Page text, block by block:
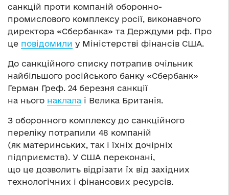
санкцій проти компаній оборонно-
промислового комплексу росії, виконавчого
директора «Сбербанка» та Держдуми рф. Про
це повідомили у Міністерстві фінансів США.
До санкційного списку потрапив очільник
найбільшого російського банку «Сбербанк»
Герман Греф. 24 березня санкції
на нього наклала і Велика Британія.
З оборонного комплексу до санкційного
переліку потрапили 48 компаній
(як материнських, так і їхніх дочірніх
підприємств). У США переконані,
що це дозволить відрізати їх від західних
технологічних і фінансових ресурсів.